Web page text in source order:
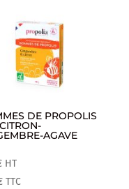
DE PROPOLIS
AGAVE
HT
TTC